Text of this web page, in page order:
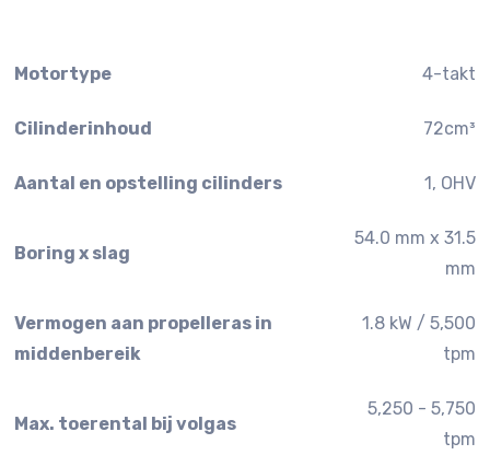
Motortype 4-takt
Cilinderinhoud 72cm³
Aantal en opstelling cilinders 1, OHV
Boring x slag
54.0 mm x 31.5
mm
Vermogen aan propelleras in
middenbereik
1.8 kW / 5,500
tpm
Max. toerental bij volgas
5,250 - 5,750
tpm